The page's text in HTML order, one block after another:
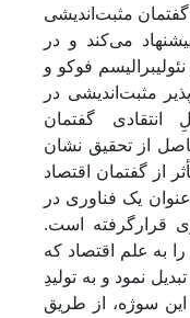
مثبتاندیشی
میکند و در
فوکو و
مثبتاندیشی در
انتقادی گفتمان
از تحقیق نشان
از گفتمان اقتصاد
یک فناوری در
قرارگرفته است.
به علم اقتصاد که
نمود و به تولیدِ
سوژه، از طریق